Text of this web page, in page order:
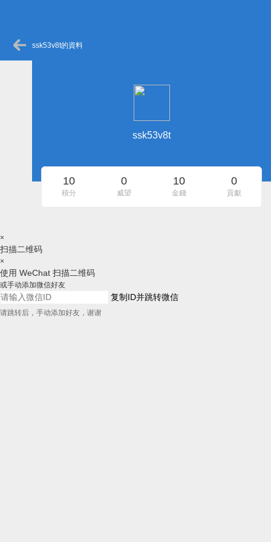
ssk53v8t的資料
ssk53v8t
10
積分
0
威望
10
金錢
0
貢獻
×
扫描二维码
×
使用 WeChat 扫描二维码
或手动添加微信好友
复制ID并跳转微信
请跳转后，手动添加好友，谢谢